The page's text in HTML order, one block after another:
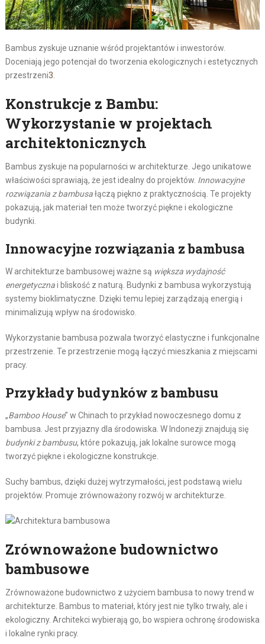
Bambus zyskuje uznanie wśród projektantów i inwestorów.
Doceniają jego potencjał do tworzenia ekologicznych i estetycznych
przestrzeni3
Konstrukcje z Bambu:
Wykorzystanie w projektach
architektonicznych
Bambus zyskuje na popularności w architekturze. Jego unikatowe
właściwości sprawiają, że jest idealny do projektów. Innowacyjne
rozwiązania z bambusałączą piękno z praktycznością. Te projekty
pokazują, jak materiał ten może tworzyć piękne i ekologiczne
budynki.
Innowacyjne rozwiązania z bambusa
W architekturze bambusowej ważne są większa wydajność
energetycznai bliskość z naturą. Budynki z bambusa wykorzystują
systemy bioklimatyczne. Dzięki temu lepiej zarządzają energią i
minimalizują wpływ na środowisko.
Wykorzystanie bambusa pozwala tworzyć elastyczne i funkcjonalne
przestrzenie. Te przestrzenie mogą łączyć mieszkania z miejscami
pracy.
Przykłady budynków z bambusu
„Bamboo House” w Chinach to przykład nowoczesnego domu z
bambusa. Jest przyjazny dla środowiska. W Indonezji znajdują się
budynki z bambusu, które pokazują, jak lokalne surowce mogą
tworzyć piękne i ekologiczne konstrukcje.
Suchy bambus, dzięki dużej wytrzymałości, jest podstawą wielu
projektów. Promuje zrównoważony rozwój w architekturze.
Zrównoważone budownictwo
bambusowe
Zrównoważone budownictwo z użyciem bambusa to nowy trend w
architekturze. Bambus to materiał, który jest nie tylko trwały, ale i
ekologiczny. Architekci wybierają go, bo wspiera ochronę środowiska
i lokalne rynki pracy.